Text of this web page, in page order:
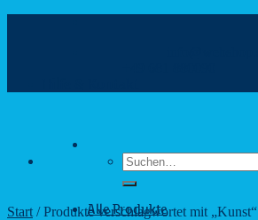
Suchen
nach:
Alle Produkte
Start /Produkte verschlagwortet mit „Kunst“